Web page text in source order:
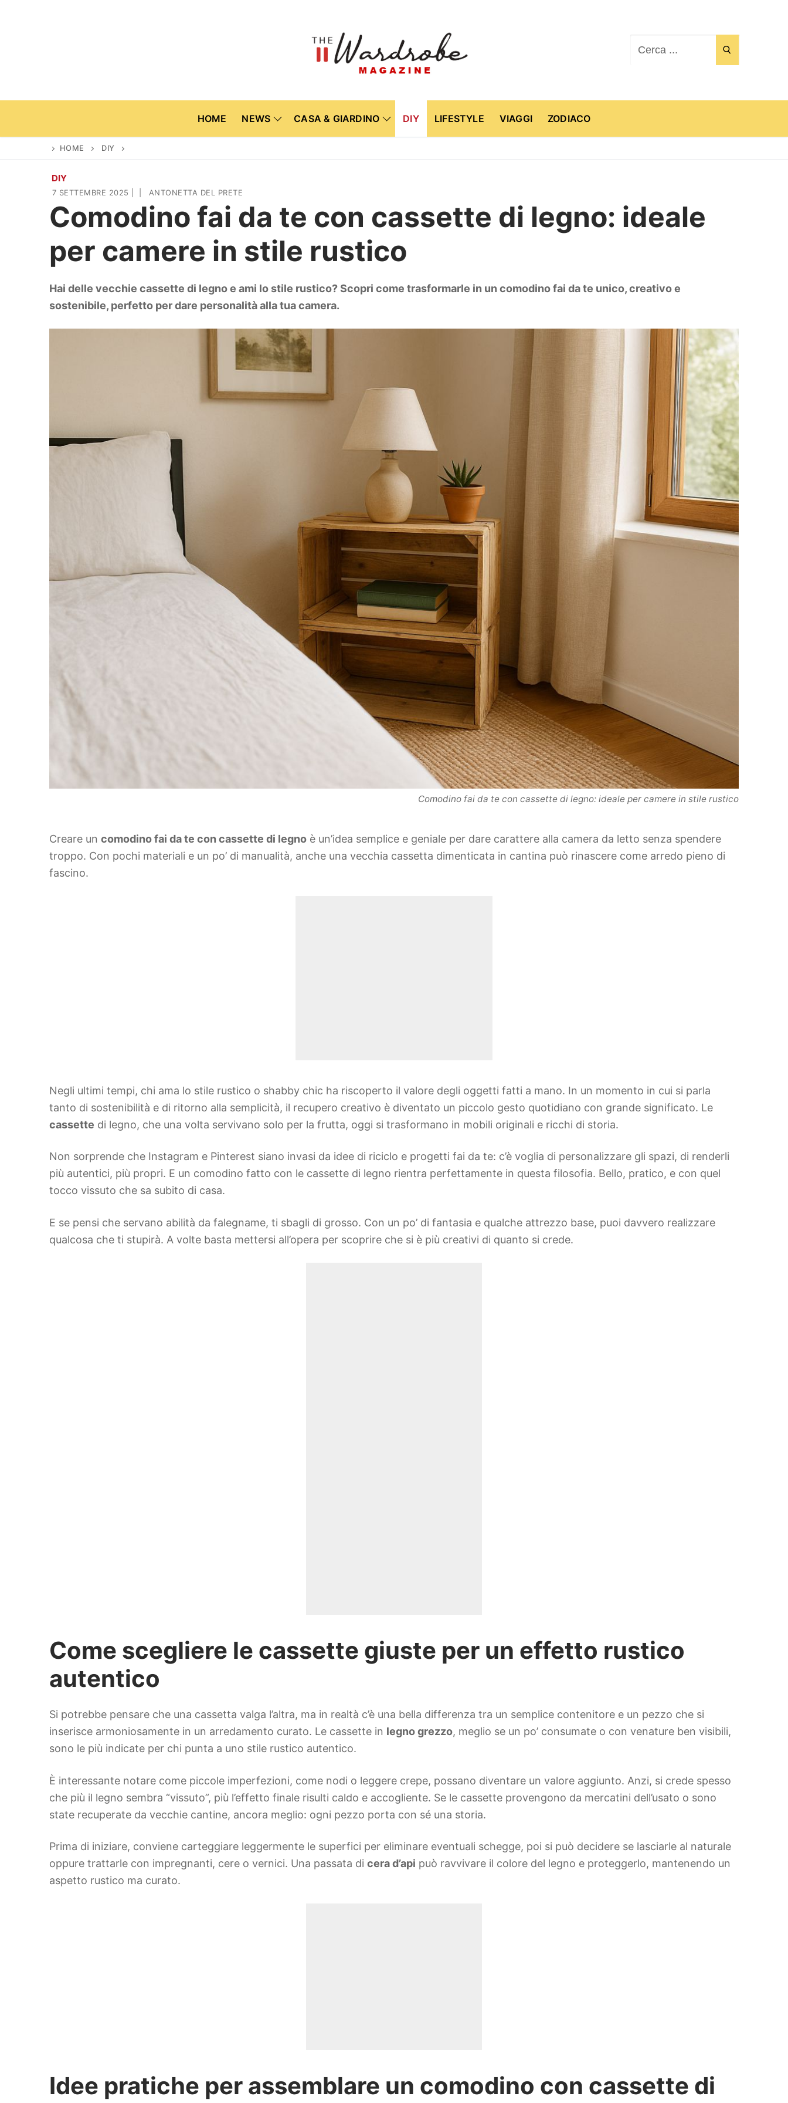
HOME NEWS CASA & GIARDINO DIY LIFESTYLE VIAGGI ZODIACO
Home
News
Cinema e TV
Casa & Giardino
Piante e fiori
Lifestyle
HOME DIY
DIY
7 SETTEMBRE 2025 ANTONETTA DEL PRETE
Comodino fai da te con cassette di legno: ideale
per camere in stile rustico
Hai delle vecchie cassette di legno e ami lo stile rustico? Scopri come trasformarle in un comodino fai da te unico, creativo e
sostenibile, perfetto per dare personalità alla tua camera.
Comodino fai da te con cassette di legno: ideale per camere in stile rustico
Creare un comodino fai da te con cassette di legno è un’idea semplice e geniale per dare carattere alla camera da letto senza spendere
troppo. Con pochi materiali e un po’ di manualità, anche una vecchia cassetta dimenticata in cantina può rinascere come arredo pieno di
fascino.
Negli ultimi tempi, chi ama lo stile rustico o shabby chic ha riscoperto il valore degli oggetti fatti a mano. In un momento in cui si parla
tanto di sostenibilità e di ritorno alla semplicità, il recupero creativo è diventato un piccolo gesto quotidiano con grande significato. Le
cassette di legno, che una volta servivano solo per la frutta, oggi si trasformano in mobili originali e ricchi di storia.
Non sorprende che Instagram e Pinterest siano invasi da idee di riciclo e progetti fai da te: c’è voglia di personalizzare gli spazi, di renderli
più autentici, più propri. E un comodino fatto con le cassette di legno rientra perfettamente in questa filosofia. Bello, pratico, e con quel
tocco vissuto che sa subito di casa.
E se pensi che servano abilità da falegname, ti sbagli di grosso. Con un po’ di fantasia e qualche attrezzo base, puoi davvero realizzare
qualcosa che ti stupirà. A volte basta mettersi all’opera per scoprire che si è più creativi di quanto si crede.
Come scegliere le cassette giuste per un effetto rustico
autentico
Si potrebbe pensare che una cassetta valga l’altra, ma in realtà c’è una bella differenza tra un semplice contenitore e un pezzo che si
inserisce armoniosamente in un arredamento curato. Le cassette in legno grezzo, meglio se un po’ consumate o con venature ben visibili,
sono le più indicate per chi punta a uno stile rustico autentico.
È interessante notare come piccole imperfezioni, come nodi o leggere crepe, possano diventare un valore aggiunto. Anzi, si crede spesso
che più il legno sembra “vissuto”, più l’effetto finale risulti caldo e accogliente. Se le cassette provengono da mercatini dell’usato o sono
state recuperate da vecchie cantine, ancora meglio: ogni pezzo porta con sé una storia.
Prima di iniziare, conviene carteggiare leggermente le superfici per eliminare eventuali schegge, poi si può decidere se lasciarle al naturale
oppure trattarle con impregnanti, cere o vernici. Una passata di cera d’api può ravvivare il colore del legno e proteggerlo, mantenendo un
aspetto rustico ma curato.
Idee pratiche per assemblare un comodino con cassette di